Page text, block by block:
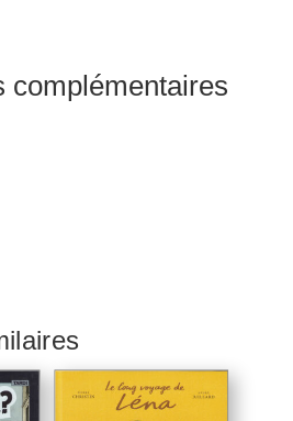
complémentaires